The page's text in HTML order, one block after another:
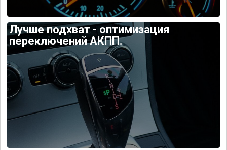
Лучше подхват - оптимизация
переключений АКПП.